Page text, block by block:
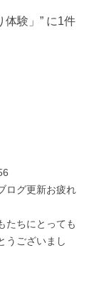
験」 ” に1件
ログ更新お疲れ
たちにとっても
うございまし